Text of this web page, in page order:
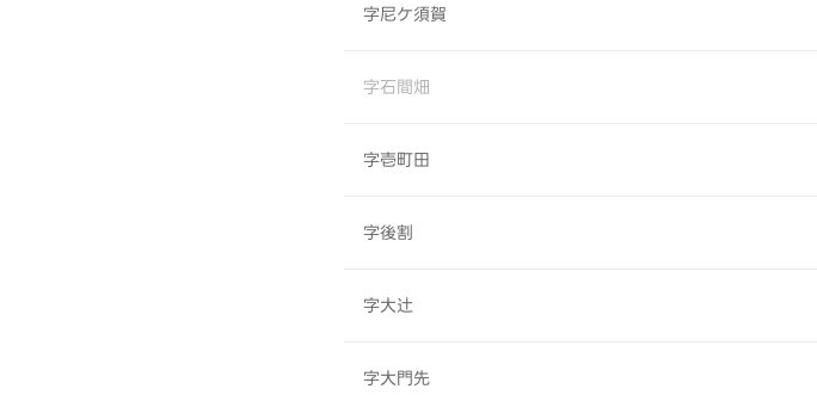
字尼ケ須賀
字石間畑
字壱町田
字後割
字大辻
字大門先